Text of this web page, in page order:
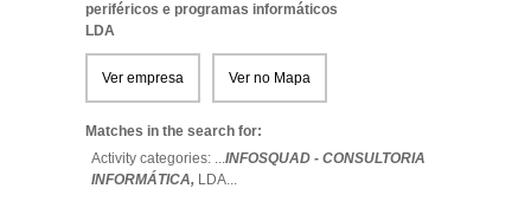
periféricos e programas informáticos
LDA
Ver empresa Ver no Mapa
Matches in the search for:
Activity categories: ...INFOSQUAD - CONSULTORIA
INFORMÁTICA, LDA...